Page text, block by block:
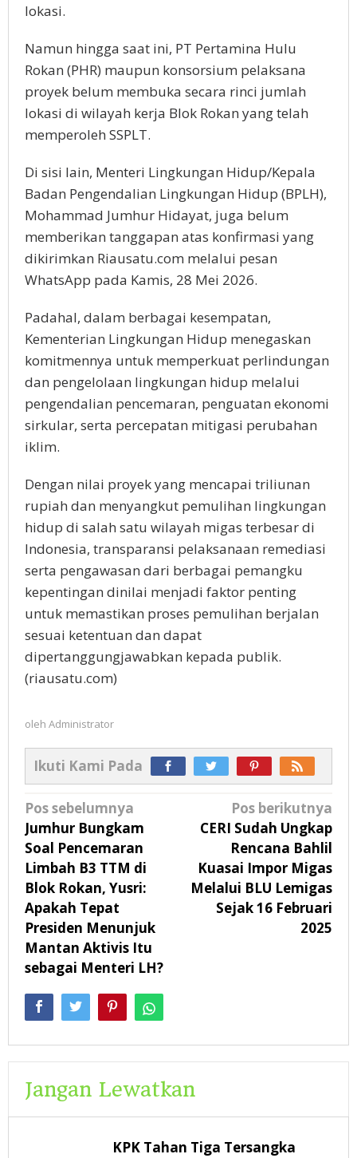
lokasi.
Namun hingga saat ini, PT Pertamina Hulu
Rokan (PHR) maupun konsorsium pelaksana
proyek belum membuka secara rinci jumlah
lokasi di wilayah kerja Blok Rokan yang telah
memperoleh SSPLT.
Di sisi lain, Menteri Lingkungan Hidup/Kepala
Badan Pengendalian Lingkungan Hidup (BPLH),
Mohammad Jumhur Hidayat, juga belum
memberikan tanggapan atas konfirmasi yang
dikirimkan Riausatu.com melalui pesan
WhatsApp pada Kamis, 28 Mei 2026.
Padahal, dalam berbagai kesempatan,
Kementerian Lingkungan Hidup menegaskan
komitmennya untuk memperkuat perlindungan
dan pengelolaan lingkungan hidup melalui
pengendalian pencemaran, penguatan ekonomi
sirkular, serta percepatan mitigasi perubahan
iklim.
Dengan nilai proyek yang mencapai triliunan
rupiah dan menyangkut pemulihan lingkungan
hidup di salah satu wilayah migas terbesar di
Indonesia, transparansi pelaksanaan remediasi
serta pengawasan dari berbagai pemangku
kepentingan dinilai menjadi faktor penting
untuk memastikan proses pemulihan berjalan
sesuai ketentuan dan dapat
dipertanggungjawabkan kepada publik.
(riausatu.com)
oleh Administrator
Ikuti Kami Pada
Navigasi
pos
Pos sebelumnya
Jumhur Bungkam
Soal Pencemaran
Limbah B3 TTM di
Blok Rokan, Yusri:
Apakah Tepat
Presiden Menunjuk
Mantan Aktivis Itu
sebagai Menteri LH?
Pos berikutnya
CERI Sudah Ungkap
Rencana Bahlil
Kuasai Impor Migas
Melalui BLU Lemigas
Sejak 16 Februari
2025
Jangan Lewatkan
KPK Tahan Tiga Tersangka